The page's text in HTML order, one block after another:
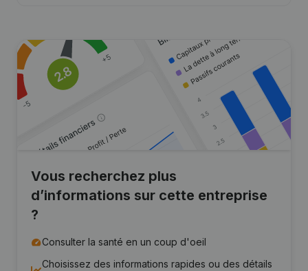
Vous recherchez plus
d’informations sur cette entreprise
?
Consulter la santé en un coup d'oeil
Choisissez des informations rapides ou des détails